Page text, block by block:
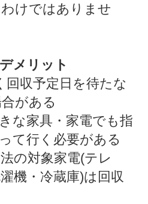
けではありませ
メリット
回収予定日を待たな
がある
な家具・家電でも指
て行く必要がある
の対象家電(テレ
機・冷蔵庫)は回収